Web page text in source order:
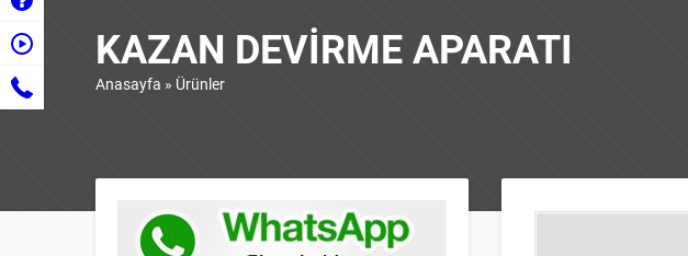
KAZAN DEVIRME APARATI
Anasayfa » Ürünler